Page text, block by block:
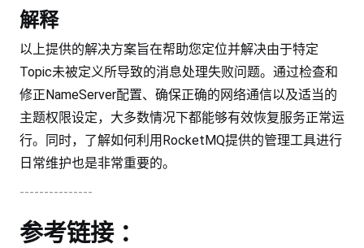
解释
以上提供的解决方案旨在帮助您定位并解决由于特定
Topic未被定义所导致的消息处理失败问题。通过检查和
修正NameServer配置、确保正确的网络通信以及适当的
主题权限设定，大多数情况下都能够有效恢复服务正常运
行。同时，了解如何利用RocketMQ提供的管理工具进行
日常维护也是非常重要的。
---------------
参考链接 ：